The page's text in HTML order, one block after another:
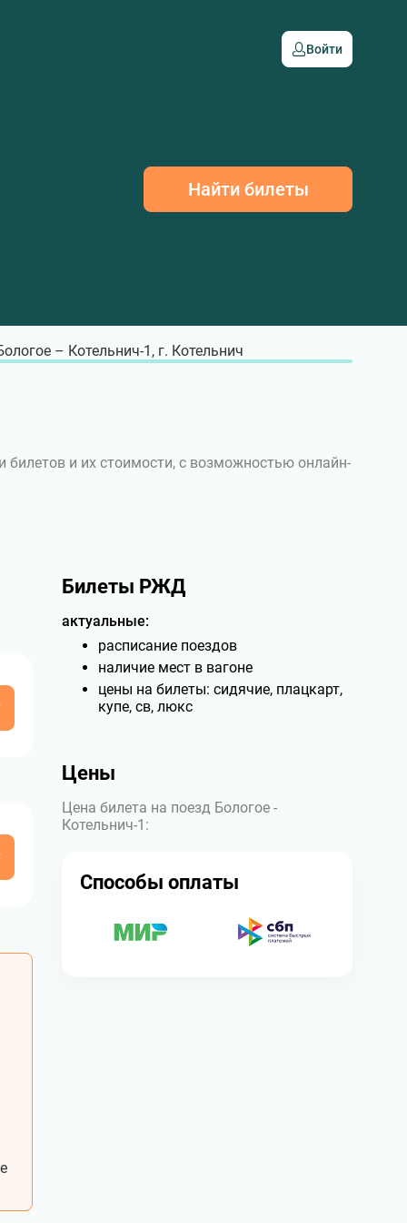
Войти
Найти билеты
– Котельнич-1, г. Котельнич
билетов и их стоимости, с возможностью онлайн-
Билеты РЖД
актуальные:
расписание поездов
наличие мест в вагоне
цены на билеты: сидячие, плацкарт,
купе, св, люкс
Цены
Цена билета на поезд Бологое -
Котельнич-1:
Способы оплаты